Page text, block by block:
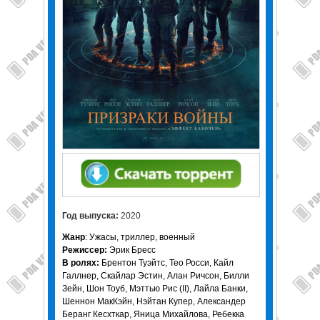
Год выпуска: 2020
Жанр: Ужасы, триллер, военный
Режиссер: Эрик Бресс
В ролях: Брентон Туэйтс, Тео Росси, Кайл
Галлнер, Скайлар Эстин, Алан Ричсон, Билли
Зейн, Шон Тоуб, Мэттью Рис (II), Лайла Банки,
Шеннон МакКэйн, Нэйтан Купер, Александер
Беранг Кесхткар, Яница Михайлова, Ребекка